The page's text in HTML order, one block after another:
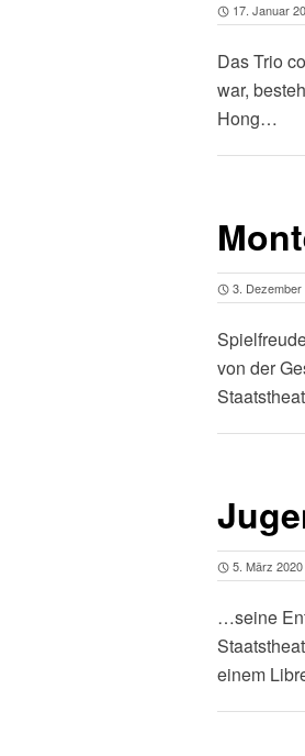
17. Januar
Das Trio
war,
Hong…
3. Dezember
von der
5. März 2020
…seine
einem